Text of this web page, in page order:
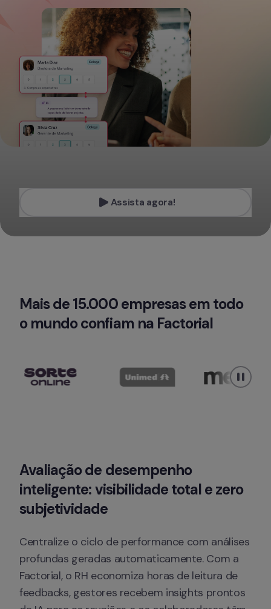
Assista agora!
Mais de 15.000 empresas em todo
o mundo confiam na Factorial
Avaliação de desempenho
inteligente: visibilidade total e zero
subjetividade
Centralize o ciclo de performance com análises
profundas geradas automaticamente. Com a
Factorial, o RH economiza horas de leitura de
feedbacks, gestores recebem insights prontos